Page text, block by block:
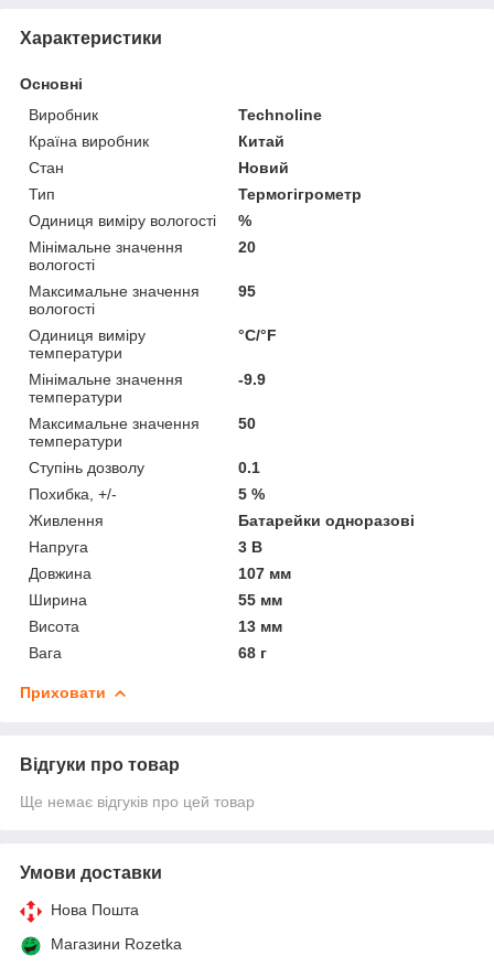
Характеристики
Основні
Виробник
Technoline
Країна виробник
Китай
Стан
Новий
Тип
Термогігрометр
Одиниця виміру вологості
%
Мінімальне значення
вологості
20
Максимальне значення
вологості
95
Одиниця виміру
температури
°С/°F
Мінімальне значення
температури
-9.9
Максимальне значення
температури
50
Ступінь дозволу
0.1
Похибка, +/-
5 %
Живлення
Батарейки одноразові
Напруга
3 В
Довжина
107 мм
Ширина
55 мм
Висота
13 мм
Вага
68 г
Приховати
Відгуки про товар
Ще немає відгуків про цей товар
Умови доставки
Нова Пошта
Магазини Rozetka